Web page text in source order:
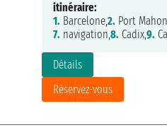
Détails
Réservez-vous
itinéraire:
1. Barcelone,2. Port
7. navigation,8. Cadix,9.